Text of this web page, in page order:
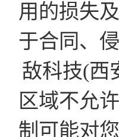
用的损失
于合同、
敌科技(西
区域不允
制可能对